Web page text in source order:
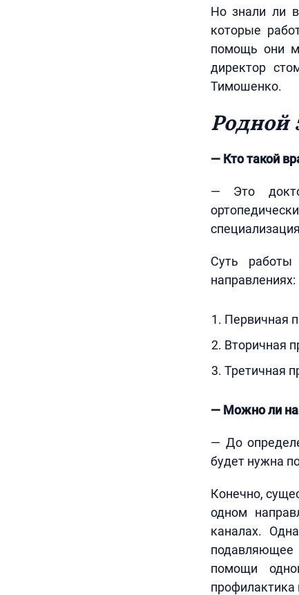
Но знали ли
которые
помощь они
директор
Тимошенко.
Родной
— Кто такой
— Это
Суть
направлениях:
Первичная
Вторичная
Третичная
— Можно ли
— До
будет нужна
Конечно,
одном
каналах.
помощи
профилактика